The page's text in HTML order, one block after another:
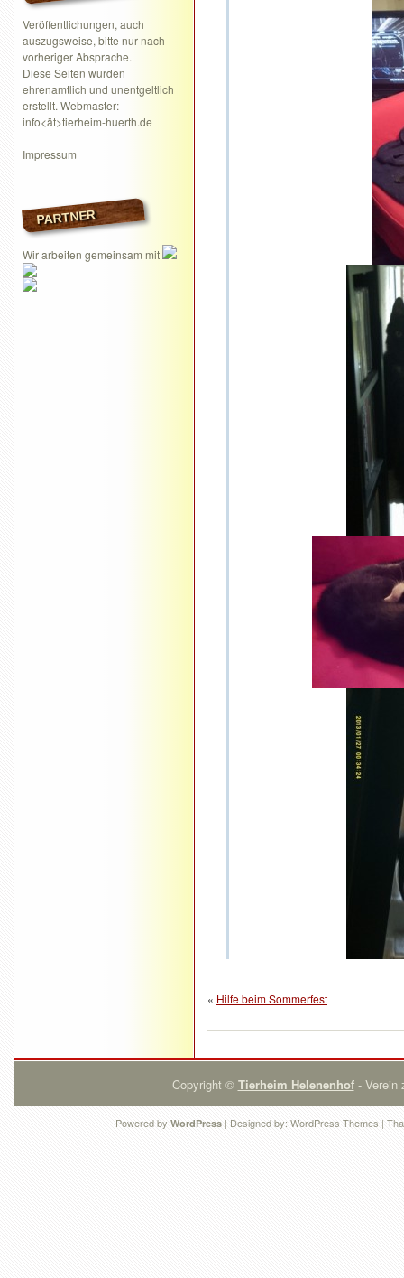
Veröffentlichungen, auch
auszugsweise, bitte nur nach
vorheriger Absprache.
Diese Seiten wurden
ehrenamtlich und unentgeltlich
erstellt. Webmaster:
info<ät>tierheim-huerth.de
Impressum
PARTNER
Wir arbeiten gemeinsam mit
« Hilfe beim Sommerfest
Copyright © Tierheim Helenenhof- Verein
Powered by WordPress | Designed by: WordPress Themes |